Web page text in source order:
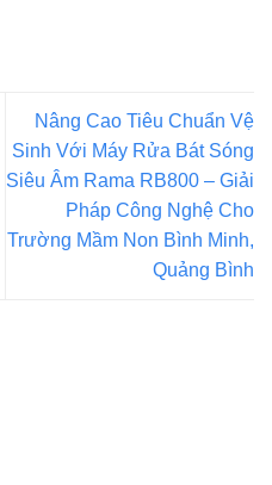
Nâng Cao Tiêu Chuẩn Vệ
Sinh Với Máy Rửa Bát Sóng
Siêu Âm Rama RB800 – Giải
Pháp Công Nghệ Cho
Trường Mầm Non Bình Minh,
Quảng Bình